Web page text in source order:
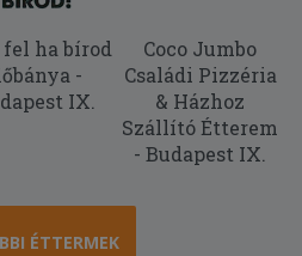
fel ha bírod
-
IX.
Coco Jumbo
Családi Pizzéria
& Házhoz
Szállító Étterem
- Budapest IX.
ÉTTERMEK